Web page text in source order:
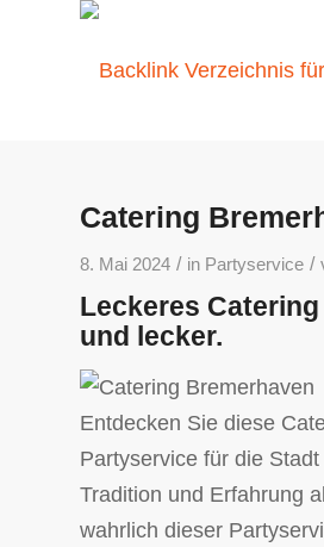
Catering
8. Mai 2024 / in Partyservice /
Leckeres
und lecker.
Entdecken Sie diese
Partyservice für die
Tradition und Erfahrung
wahrlich dieser